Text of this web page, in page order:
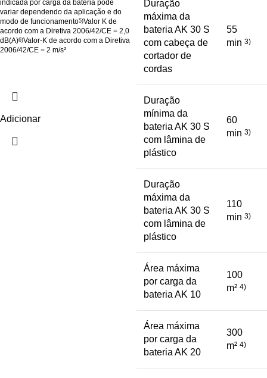
indicada por carga da bateria pode
variar dependendo da aplicação e do
modo de funcionamento5)Valor K de
acordo com a Diretiva 2006/42/CE = 2,0
dB(A)6)Valor-K de acordo com a Diretiva
2006/42/CE = 2 m/s²
Adicionar
Duração
máxima da
bateria AK 30 S
com cabeça de
cortador de
cordas
55
min 3)
Duração
mínima da
bateria AK 30 S
com lâmina de
plástico
60
min 3)
Duração
máxima da
bateria AK 30 S
com lâmina de
plástico
110
min 3)
Área máxima
por carga da
bateria AK 10
100
m² 4)
Área máxima
por carga da
bateria AK 20
300
m² 4)